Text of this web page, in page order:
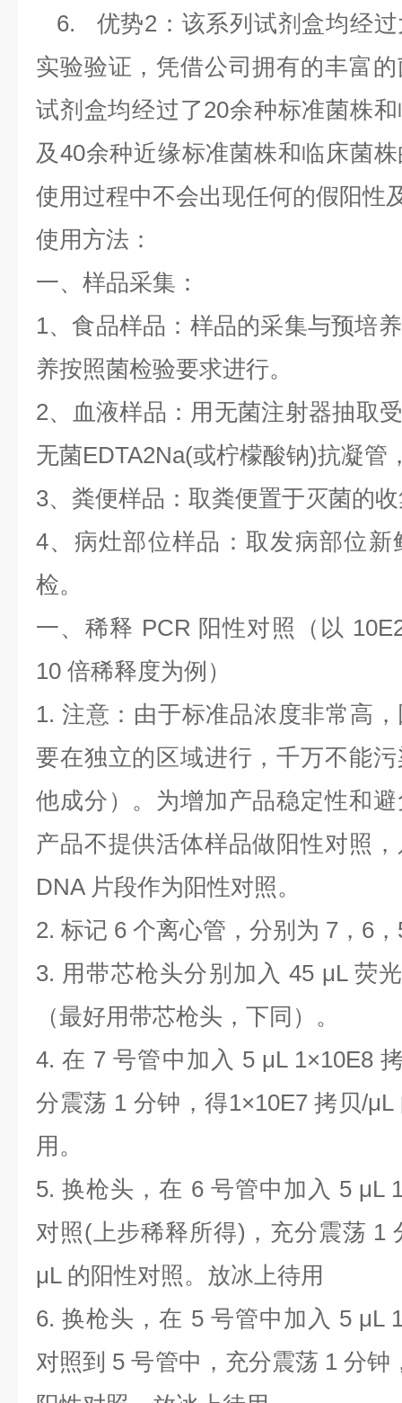
6. 优势2 ：该系列试剂盒均经
实验验证，凭借公司拥有的丰富
试剂盒均经过了20余种标准菌株
及 40余种近缘标准菌株和临床菌
使用过程中不会出现任何的假阳性
使用方法：
一、样品采集：
1、食品样品：样品的采集与预培
养按照菌检验要求进行。
2、血液样品：用无菌注射器抽取
无菌EDTA2Na(或柠檬酸钠)抗凝管
3、粪便样品：取粪便置于灭菌的
4、病灶部位样品：取发病部位
检。
一、稀释 PCR 阳性对照（以
10 倍稀释度为例）
1. 注意：由于标准品浓度非常高
要在独立的区域进行，千万不能
他成分）。为增加产品稳定性和
产品不提供活体样品做阳性对照
DNA 片段作为阳性对照。
2. 标记 6 个离心管，分别为 7 ， 6 ，
3. 用带芯枪头分别加入 45 μL 荧
（最好用带芯枪头，下同）。
4.在 7号管中加入 5 μL 1×10E8
分震荡 1 分钟，得1×10E7 拷贝/μL
用。
5.换枪头，在 6 号管中加入 5 μL
对照(上步稀释所得) ，充分震荡 1
μL 的阳性对照。放冰上待用
6.换枪头，在 5 号管中加入 5 μL
对照到 5号管中，充分震荡 1分钟